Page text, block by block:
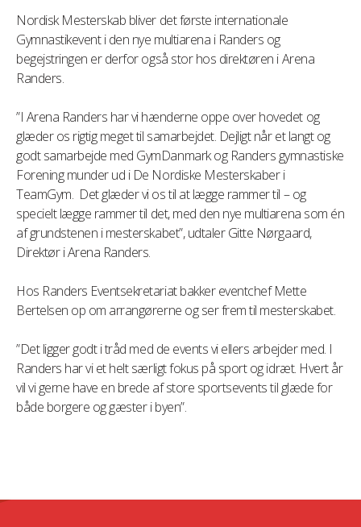
Nordisk Mesterskab bliver det første internationale
Gymnastikevent i den nye multiarena i Randers og
begejstringen er derfor også stor hos direktøren i Arena
Randers.
”I Arena Randers har vi hænderne oppe over hovedet og
glæder os rigtig meget til samarbejdet. Dejligt når et langt og
godt samarbejde med GymDanmark og Randers gymnastiske
Forening munder ud i De Nordiske Mesterskaber i
TeamGym. Det glæder vi os til at lægge rammer til – og
specielt lægge rammer til det, med den nye multiarena som én
af grundstenen i mesterskabet”, udtaler Gitte Nørgaard,
Direktør i Arena Randers.
Hos Randers Eventsekretariat bakker eventchef Mette
Bertelsen op om arrangørerne og ser frem til mesterskabet.
”Det ligger godt i tråd med de events vi ellers arbejder med. I
Randers har vi et helt særligt fokus på sport og idræt. Hvert år
vil vi gerne have en brede af store sportsevents til glæde for
både borgere og gæster i byen”.